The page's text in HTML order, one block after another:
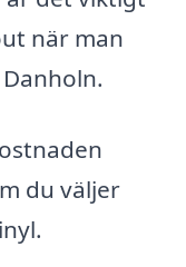
när man
du väljer